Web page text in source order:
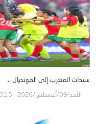
سيدات المغرب إلى المونديال ...
الأحد/09/أغسطس/2026 - 06:15 ص